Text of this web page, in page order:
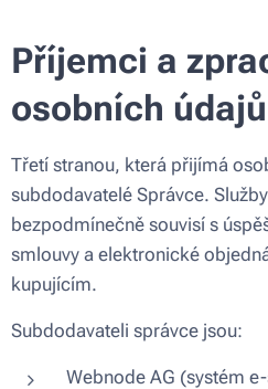
Příjemci a
osobních údajů
Třetí stranou, která přijímá
subdodavatelé Správce.
bezpodmínečně souvisí s
smlouvy a elektronické
kupujícím.
Subdodavateli správce jsou:
Webnode AG (systém